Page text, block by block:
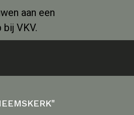
aan een
VKV.